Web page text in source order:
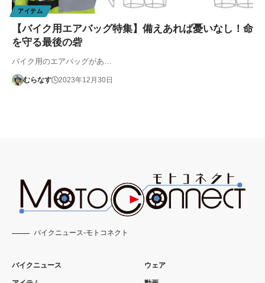
アイテム
【バイク用エアバッグ特集】備えあれば憂いなし！命
を守る最後の砦
バイク用のエアバッグがあ…
むらなす 2023年12月30日
バイクニュース-モトコネクト
バイクニュース ウェア